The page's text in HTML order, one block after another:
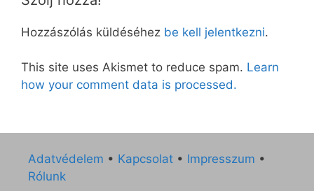
Hozzászólás küldéséhez be kell jelentkezni.
This site uses Akismet to reduce spam. Learn
how your comment data is processed.
Adatvédelem • Kapcsolat • Impresszum •
Rólunk